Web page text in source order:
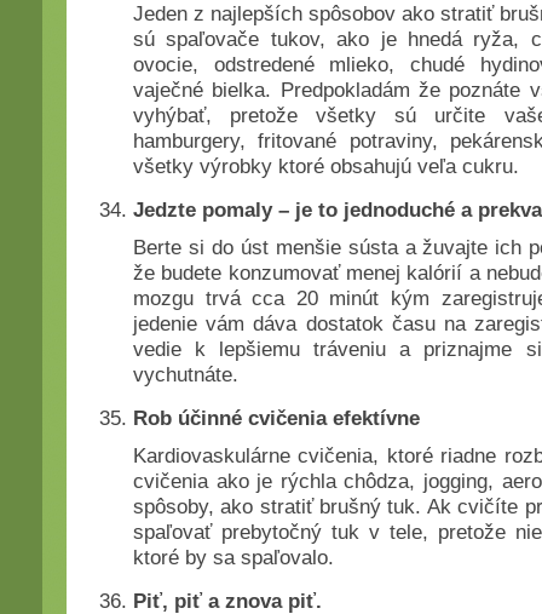
Jeden z najlepších spôsobov ako stratiť
sú spaľovače tukov, ako je hnedá ryža,
ovocie, odstredené mlieko, chudé
vaječné bielka. Predpokladám že poznáte
vyhýbať, pretože všetky sú určite
hamburgery, fritované potraviny,
všetky výrobky ktoré obsahujú veľa cukru.
Jedzte pomaly – je to jednoduché a
Berte si do úst menšie sústa a žuvajte ich
že budete konzumovať menej kalórií a
mozgu trvá cca 20 minút kým
jedenie vám dáva dostatok času na
vedie k lepšiemu tráveniu a priznajme
vychutnáte.
Rob účinné cvičenia efektívne
Kardiovaskulárne cvičenia, ktoré riadne
cvičenia ako je rýchla chôdza, jogging,
spôsoby, ako stratiť brušný tuk. Ak cvičíte
spaľovať prebytočný tuk v tele, pretože
ktoré by sa spaľovalo.
Piť, piť a znova piť.